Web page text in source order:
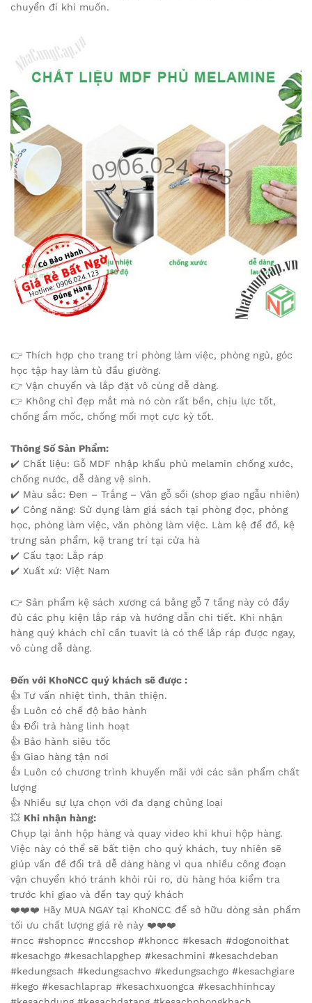
chuyển đi khi muốn.
👉 Thích hợp cho trang trí phòng làm việc, phòng ngủ, góc
học tập hay làm tủ đầu giường.
👉 Vận chuyển và lắp đặt vô cùng dễ dàng.
👉 Không chỉ đẹp mắt mà nó còn rất bền, chịu lực tốt,
chống ẩm mốc, chống mối mọt cực kỳ tốt.
Thông Số Sản Phẩm:
✔️ Chất liệu: Gỗ MDF nhập khẩu phủ melamin chống xước,
chống nước, dễ dàng vệ sinh.
✔️ Màu sắc: Đen – Trắng – Vân gỗ sồi (shop giao ngẫu nhiên)
✔️ Công năng: Sử dụng làm giá sách tại phòng đọc, phòng
học, phòng làm việc, văn phòng làm việc. Làm kệ để đồ, kệ
trưng sản phẩm, kệ trang trí tại cửa hà
✔️ Cấu tạo: Lắp ráp
✔️ Xuất xứ: Việt Nam
👉 Sản phẩm kệ sách xương cá bằng gỗ 7 tầng này có đầy
đủ các phụ kiện lắp ráp và hướng dẫn chi tiết. Khi nhận
hàng quý khách chỉ cần tuavit là có thể lắp ráp được ngay,
vô cùng dễ dàng.
Đến với KhoNCC quý khách sẽ được :
👍 Tư vấn nhiệt tình, thân thiện.
👍 Luôn có chế độ bảo hành
👍 Đổi trả hàng linh hoạt
👍 Bảo hành siêu tốc
👍 Giao hàng tận nơi
👍 Luôn có chương trình khuyến mãi với các sản phẩm chất
lượng
👍 Nhiều sự lựa chọn với đa dạng chủng loại
💥 Khi nhận hàng:
Chụp lại ảnh hộp hàng và quay video khi khui hộp hàng.
Việc này có thể sẽ bất tiện cho quý khách, tuy nhiên sẽ
giúp vấn đề đổi trả dễ dàng hàng vì qua nhiều công đoạn
vận chuyển khó tránh khỏi rủi ro, dù hàng hóa kiểm tra
trước khi giao và đến tay quý khách
❤️❤️❤️ Hãy MUA NGAY tại KhoNCC để sở hữu dòng sản phẩm
tối ưu chất lượng giá rẻ này ❤️❤️❤️
#ncc #shopncc #nccshop #khoncc #kesach #dogonoithat
#kesachgo #kesachlapghep #kesachmini #kesachdeban
#kedungsach #kedungsachvo #kedungsachgo #kesachgiare
#kego #kesachlaprap #kesachxuongca #kesachhinhcay